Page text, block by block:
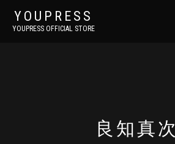
YOUPRESS
YOUPRESS OFFICIAL STORE
良知真次